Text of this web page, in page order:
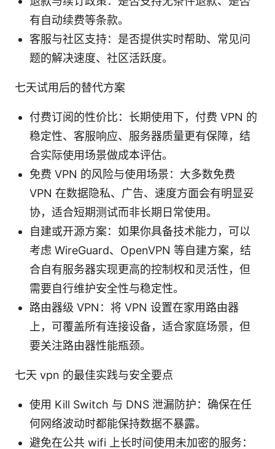
有自动续费等条款。
客服与社区支持：是否提供实时帮助、常见问
题的解决速度、社区活跃度。
七天试用后的替代方案
付费订阅的性价比：长期使用下，付费 VPN 的
稳定性、客服响应、服务器质量更有保障，结
合实际使用场景做成本评估。
免费 VPN 的风险与使用场景：大多数免费
VPN 在数据隐私、广告、速度方面会有明显妥
协，适合短期测试而非长期日常使用。
自建或开源方案：如果你具备技术能力，可以
考虑 WireGuard、OpenVPN 等自建方案，结
合自有服务器实现更高的控制权和灵活性，但
需要自行维护安全性与稳定性。
路由器级 VPN：将 VPN 设置在家用路由器
上，可覆盖所有连接设备，适合家庭场景，但
要关注路由器性能瓶颈。
七天 vpn 的最佳实践与安全要点
使用 Kill Switch 与 DNS 泄漏防护：确保在任
何网络波动时都能保持数据不暴露。
避免在公共 wifi 上长时间使用未加密的服务：